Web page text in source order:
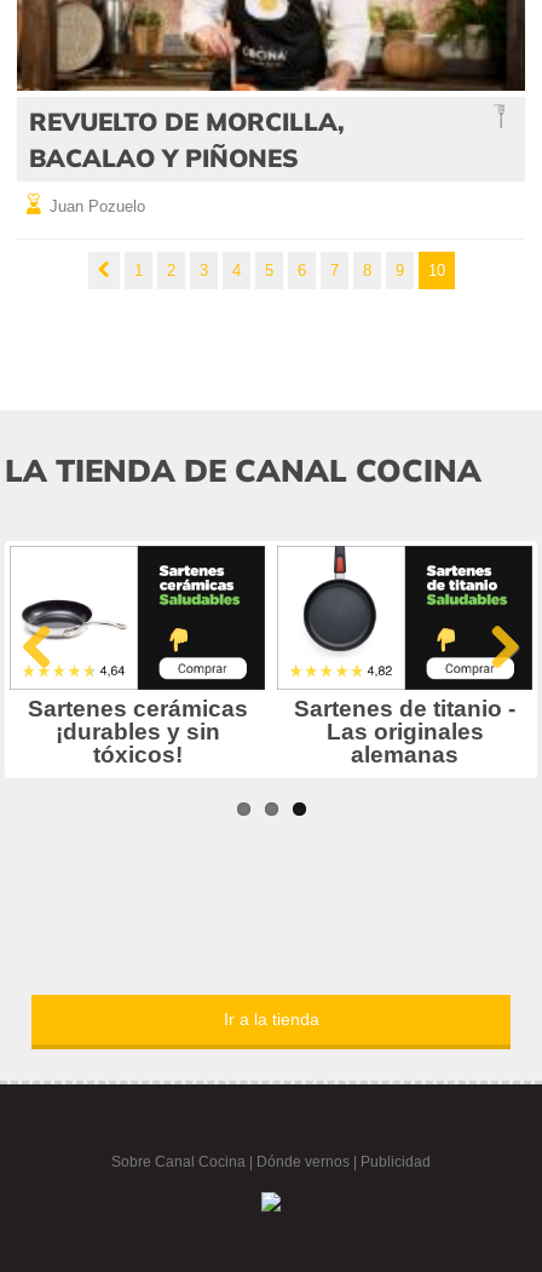
REVUELTO DE MORCILLA,
BACALAO Y PIÑONES
Juan Pozuelo
1 2 3 4 5 6 7 8 9 10
LA TIENDA DE CANAL COCINA
Ir a la tienda
Sobre Canal Cocina Dónde vernos | Publicidad